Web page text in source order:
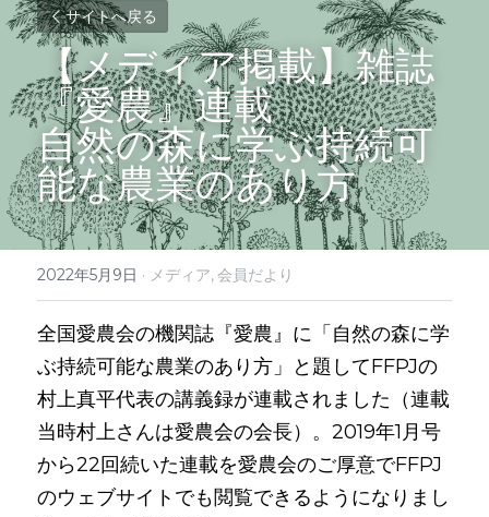
サイトへ戻る
【メディア掲載】雑誌
『愛農』連載
自然の森に学ぶ持続可
能な農業のあり方
2022年5月9日 · メディア,会員だより
全国愛農会の機関誌『愛農』に「自然の森に学
ぶ持続可能な農業のあり方」と題してFFPJの
村上真平代表の講義録が連載されました（連載
当時村上さんは愛農会の会長）。2019年1月号
から22回続いた連載を愛農会のご厚意でFFPJ
のウェブサイトでも閲覧できるようになりまし